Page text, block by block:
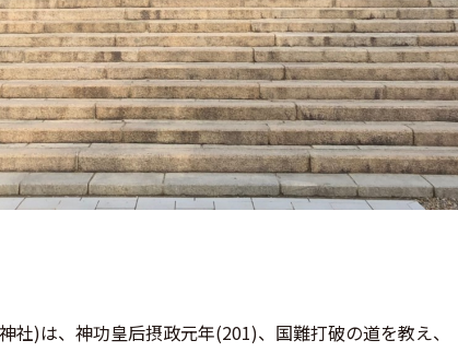
社)は、神功皇后摂政元年(201)、国難打破の道を教え、